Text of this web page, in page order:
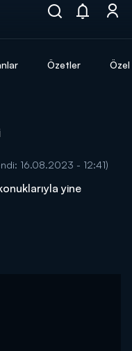
Özetler
16.08.2023 - 12:41)
yine